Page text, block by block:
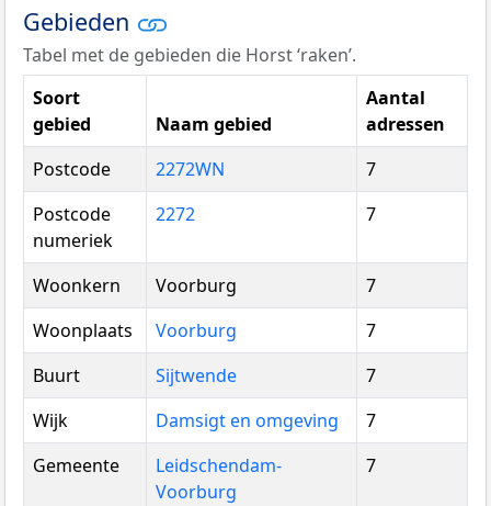
Gebieden
Tabel met de gebieden die Horst ‘raken’.
Soort
gebied
Naam gebied
Aantal
adressen
Postcode
2272WN
7
Postcode
numeriek
2272 7
Woonkern Voorburg
7
Woonplaats
Voorburg
7
Buurt
Sijtwende
7
Wijk
Damsigt en omgeving
7
Gemeente
Leidschendam-
Voorburg
7